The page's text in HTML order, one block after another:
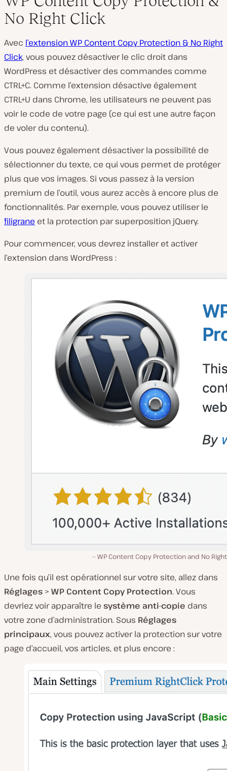
No Right Click
Avec l’extension WP Content Copy Protection & No Right
Click, vous pouvez désactiver le clic droit dans
WordPress et désactiver des commandes comme
CTRL+C. Comme l’extension désactive également
CTRL+U dans Chrome, les utilisateurs ne peuvent pas
voir le code de votre page (ce qui est une autre façon
de voler du contenu).
Vous pouvez également désactiver la possibilité de
sélectionner du texte, ce qui vous permet de protéger
plus que vos images. Si vous passez à la version
premium de l’outil, vous aurez accès à encore plus de
fonctionnalités. Par exemple, vous pouvez utiliser le
filigrane et la protection par superposition jQuery.
Pour commencer, vous devrez installer et activer
l’extension dans WordPress :
WP Content Copy Protection and No
Une fois qu’il est opérationnel sur votre site, allez dans
Réglages >WP Content Copy Protection. Vous
devriez voir apparaître le système anti-copie dans
votre zone d’administration. Sous Réglages
principaux, vous pouvez activer la protection sur votre
page d’accueil, vos articles, et plus encore :